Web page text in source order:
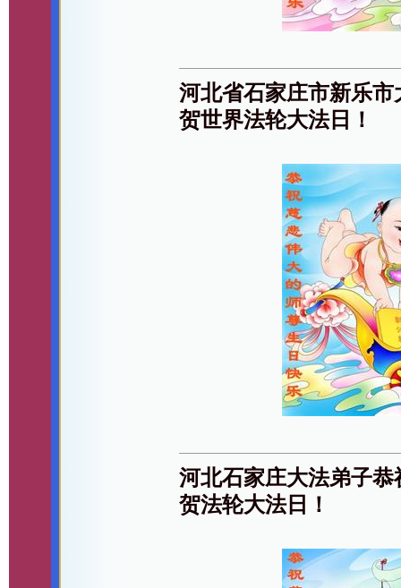
河北省石家庄市新乐
贺世界法轮大法日！
河北石家庄大法弟子
贺法轮大法日！